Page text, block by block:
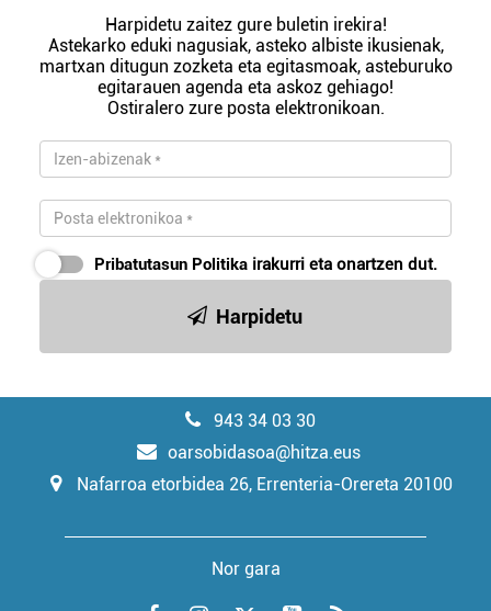
Harpidetu zaitez gure buletin irekira!
Astekarko eduki nagusiak, asteko albiste ikusienak,
martxan ditugun zozketa eta egitasmoak, asteburuko
egitarauen agenda eta askoz gehiago!
Ostiralero zure posta elektronikoan.
Pribatutasun Politika irakurri eta onartzen dut.
Harpidetu
943 34 03 30
oarsobidasoa@hitza.eus
Nafarroa etorbidea 26, Errenteria-Orereta 20100
Nor gara